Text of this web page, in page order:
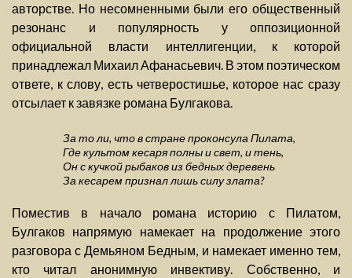
авторстве. Но несомненными были его общественный
резонанс и популярность у оппозиционной
официальной власти интеллигенции, к которой
принадлежал Михаил Афанасьевич. В этом поэтическом
ответе, к слову, есть четверостишье, которое нас сразу
отсылает к завязке романа Булгакова.
За то ли, что в стране проконсула Пилата,
Где культом кесаря полны и свет, и тень,
Он с кучкой рыбаков из бедных деревень
За кесарем признал лишь силу злата?
Поместив в начало романа историю с Пилатом,
Булгаков напрямую намекает на продолжение этого
разговора с Демьяном Бедным, и намекает именно тем,
кто читал анонимную инвективу. Собственно, и